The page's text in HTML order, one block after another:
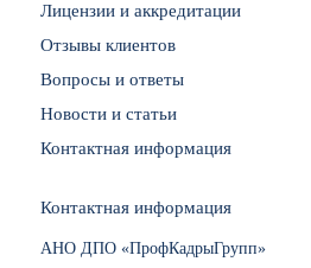
Лицензии и аккредитации
Отзывы клиентов
Вопросы и ответы
Новости и статьи
Контактная информация
Контактная информация
АНО ДПО «ПрофКадрыГрупп»